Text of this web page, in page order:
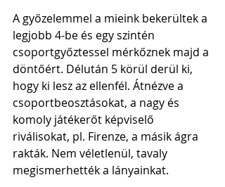
A győzelemmel a mieink bekerültek a
legjobb 4-be és egy szintén
csoportgyőztessel mérkőznek majd a
döntőért. Délután 5 körül derül ki,
hogy ki lesz az ellenfél. Átnézve a
csoportbeosztásokat, a nagy és
komoly játékerőt képviselő
riválisokat, pl. Firenze, a másik ágra
rakták. Nem véletlenül, tavaly
megismerhették a lányainkat.